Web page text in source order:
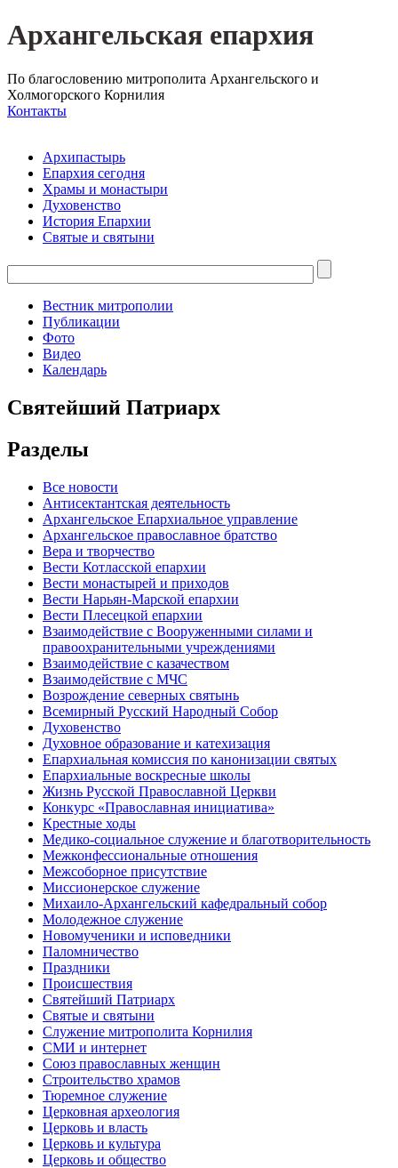
Архангельская епархия
По благословению митрополита Архангельского и
Холмогорского Корнилия
Контакты
Архипастырь
Епархия сегодня
Храмы и монастыри
Духовенство
История Епархии
Святые и святыни
Вестник митрополии
Публикации
Фото
Видео
Календарь
Святейший Патриарх
Разделы
Все новости
Антисектантская деятельность
Архангельское Епархиальное управление
Архангельское православное братство
Вера и творчество
Вести Котласской епархии
Вести монастырей и приходов
Вести Нарьян-Марской епархии
Вести Плесецкой епархии
Взаимодействие с Вооруженными силами и
правоохранительными учреждениями
Взаимодействие с казачеством
Взаимодействие с МЧС
Возрождение северных святынь
Всемирный Русский Народный Собор
Духовенство
Духовное образование и катехизация
Епархиальная комиссия по канонизации святых
Епархиальные воскресные школы
Жизнь Русской Православной Церкви
Конкурс «Православная инициатива»
Крестные ходы
Медико-социальное служение и благотворительность
Межконфессиональные отношения
Межсоборное присутствие
Миссионерское служение
Михаило-Архангельский кафедральный собор
Молодежное служение
Новомученики и исповедники
Паломничество
Праздники
Происшествия
Святейший Патриарх
Святые и святыни
Служение митрополита Корнилия
СМИ и интернет
Союз православных женщин
Строительство храмов
Тюремное служение
Церковная археология
Церковь и власть
Церковь и культура
Церковь и общество